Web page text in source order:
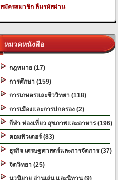
สมัครสมาชิก ลืมรหัสผ่าน
หมวดหนังสือ
กฎหมาย (17)
การศึกษา (159)
การเกษตรและชีววิทยา (118)
การเมืองและการปกครอง (2)
กีฬา ท่องเที่ยว สุขภาพและอาหาร (196)
คอมพิวเตอร์ (83)
ธุรกิจ เศรษฐศาสตร์และการจัดการ (37)
จิตวิทยา (25)
นวนิยาย อ่านเล่น และนิทาน (9)